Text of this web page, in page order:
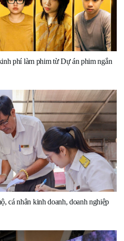
phí làm phim từ Dự án phim ngắn
cá nhân kinh doanh, doanh nghiệp